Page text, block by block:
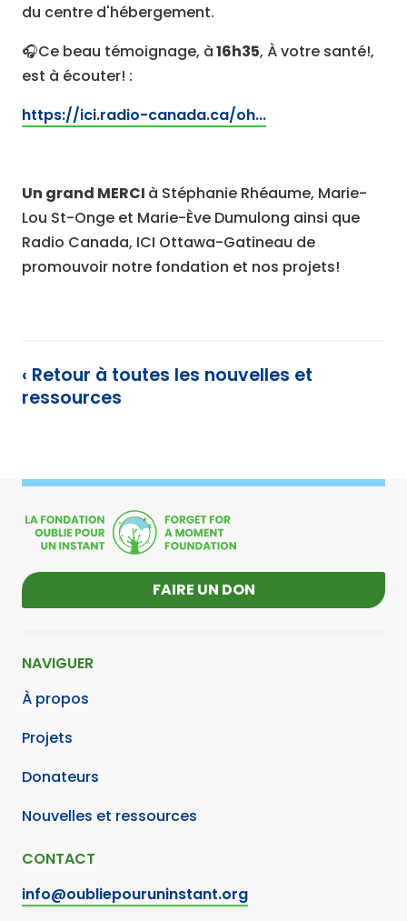
du centre d'hébergement.
🎧Ce beau témoignage, à16h35, À votre santé!,
est à écouter! :
https://ici.radio-canada.ca/oh...
Un grand MERCI à Stéphanie Rhéaume, Marie-
Lou St-Onge et Marie-Ève Dumulong ainsi que
Radio Canada, ICI Ottawa-Gatineau de
promouvoir notre fondation et nos projets!
‹ Retour à toutes les nouvelles et
ressources
FAIRE UN DON
NAVIGUER
À propos
Projets
Donateurs
Nouvelles et ressources
CONTACT
info@oubliepouruninstant.org